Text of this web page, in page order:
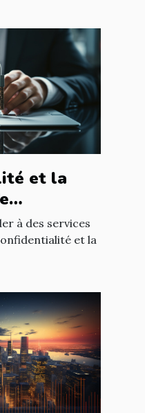
et la
avocat en
à des services
et la